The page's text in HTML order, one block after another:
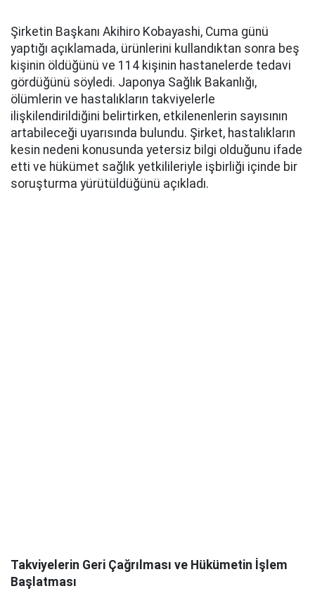
Şirketin Başkanı Akihiro Kobayashi, Cuma günü
yaptığı açıklamada, ürünlerini kullandıktan sonra beş
kişinin öldüğünü ve 114 kişinin hastanelerde tedavi
gördüğünü söyledi. Japonya Sağlık Bakanlığı,
ölümlerin ve hastalıkların takviyelerle
ilişkilendirildiğini belirtirken, etkilenenlerin sayısının
artabileceği uyarısında bulundu. Şirket, hastalıkların
kesin nedeni konusunda yetersiz bilgi olduğunu ifade
etti ve hükümet sağlık yetkilileriyle işbirliği içinde bir
soruşturma yürütüldüğünü açıkladı.
Takviyelerin Geri Çağrılması ve Hükümetin İşlem
Başlatması